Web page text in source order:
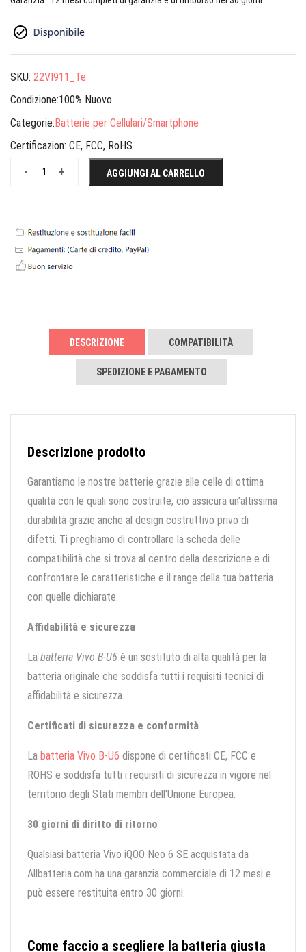
SKU: 22VI911_Te
Condizione:100% Nuovo
Categorie:Batterie per Cellulari/Smartphone
Certificazion: CE, FCC, RoHS
+
- AGGIUNGI AL CARRELLO
DESCRIZIONE COMPATIBILITÀ
SPEDIZIONE E PAGAMENTO
Descrizione prodotto
Garantiamo le nostre batterie grazie alle celle di ottima
qualità con le quali sono costruite, ciò assicura un’altissima
durabilità grazie anche al design costruttivo privo di
difetti. Ti preghiamo di controllare la scheda delle
compatibilità che si trova al centro della descrizione e di
confrontare le caratteristiche e il range della tua batteria
con quelle dichiarate.
Affidabilità e sicurezza
La batteria Vivo B-U6 è un sostituto di alta qualità per la
batteria originale che soddisfa tutti i requisiti tecnici di
affidabilità e sicurezza.
Certificati di sicurezza e conformità
La batteria Vivo B-U6 dispone di certificati CE, FCC e
ROHS e soddisfa tutti i requisiti di sicurezza in vigore nel
territorio degli Stati membri dell'Unione Europea.
30 giorni di diritto di ritorno
Qualsiasi batteria Vivo iQOO Neo 6 SE acquistata da
Allbatteria.com ha una garanzia commerciale di 12 mesi e
può essere restituita entro 30 giorni.
Come faccio a scegliere la batteria giusta